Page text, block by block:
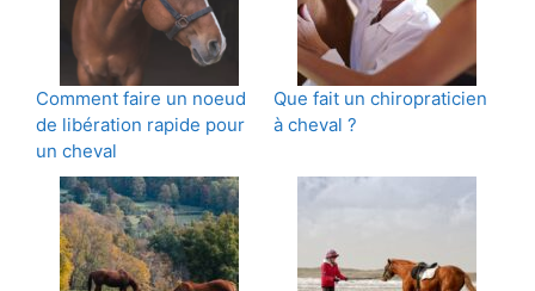
Comment faire un noeud
de libération rapide pour
un cheval
Que fait un chiropraticien
à cheval ?